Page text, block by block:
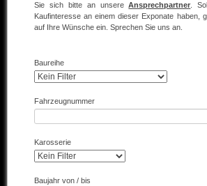
Team
Sie sich bitte an unsereAnsprechpartner .
Kaufinteresse an einem dieser Exponate haben,
auf Ihre Wünsche ein. Sprechen Sie uns an.
Baureihe
Fahrzeugnummer
Karosserie
Baujahr von / bis